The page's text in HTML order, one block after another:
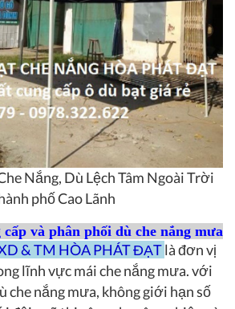
Nắng, Dù Lệch Tâm Ngoài Trời
phố Cao Lãnh
và phân phối dù che nắng mưa
& TM HÒA PHÁT ĐẠTlà đơn vị
lĩnh vực mái che nắng mưa. với
che nắng mưa, không giới hạn số